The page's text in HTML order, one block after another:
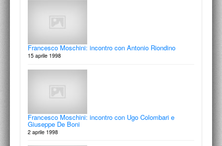
Francesco Moschini: incontro con Alessandro Cirillo e
Eugenio Messia
Visioni contemporanee
Francesco Moschini: incontro con Giovanni Leoni
Lo scriba di Dio
Francesco Moschini: incontro con Antonio Riondino
15 aprile 1998
Francesco Moschini: incontro con Ugo Colombari e
Giuseppe De Boni
2 aprile 1998